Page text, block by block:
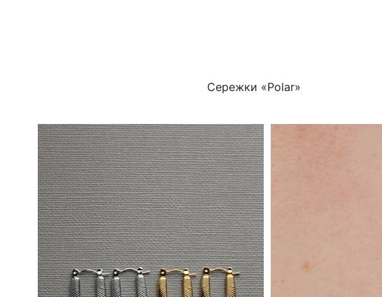
Сережки «Polar»